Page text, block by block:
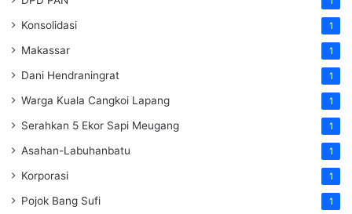
Konsolidasi 1
Makassar 1
Dani Hendraningrat 1
Warga Kuala Cangkoi Lapang 1
Serahkan 5 Ekor Sapi Meugang 1
Asahan-Labuhanbatu 1
Korporasi 1
Pojok Bang Sufi 1